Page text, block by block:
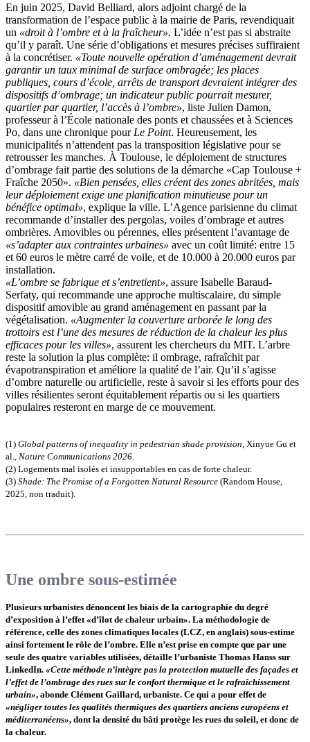
En juin 2025, David Belliard, alors adjoint chargé de la
transformation de l’espace public à la mairie de Paris, revendiquait
un «droit à l’ombre et à la fraîcheur». L’idée n’est pas si abstraite
qu’il y paraît. Une série d’obligations et mesures précises suffiraient
à la concrétiser. «Toute nouvelle opération d’aménagement devrait
garantir un taux minimal de surface ombragée; les places
publiques, cours d’école, arrêts de transport devraient intégrer des
dispositifs d’ombrage; un indicateur public pourrait mesurer,
quartier par quartier, l’accès à l’ombre», liste Julien Damon,
professeur à l’École nationale des ponts et chaussées et à Sciences
Po, dans une chronique pour Le Point. Heureusement, les
municipalités n’attendent pas la transposition législative pour se
retrousser les manches. À Toulouse, le déploiement de structures
d’ombrage fait partie des solutions de la démarche «Cap Toulouse +
Fraîche 2050». «Bien pensées, elles créent des zones abritées, mais
leur déploiement exige une planification minutieuse pour un
bénéfice optimal», explique la ville. L’Agence parisienne du climat
recommande d’installer des pergolas, voiles d’ombrage et autres
ombrières. Amovibles ou pérennes, elles présentent l’avantage de
«s’adapter aux contraintes urbaines» avec un coût limité: entre 15
et 60 euros le mètre carré de voile, et de 10.000 à 20.000 euros par
installation.
«L’ombre se fabrique et s’entretient», assure Isabelle Baraud-
Serfaty, qui recommande une approche multiscalaire, du simple
dispositif amovible au grand aménagement en passant par la
végétalisation. «Augmenter la couverture arborée le long des
trottoirs est l’une des mesures de réduction de la chaleur les plus
efficaces pour les villes», assurent les chercheurs du MIT. L’arbre
reste la solution la plus complète: il ombrage, rafraîchit par
évapotranspiration et améliore la qualité de l’air. Qu’il s’agisse
d’ombre naturelle ou artificielle, reste à savoir si les efforts pour des
villes résilientes seront équitablement répartis ou si les quartiers
populaires resteront en marge de ce mouvement.
(1) Global patterns of inequality in pedestrian shade provision , Xinyue Gu et
al., Nature Communications 2026
(2) Logements mal isolés et insupportables en cas de forte chaleur.
(3) Shade: The Promise of a Forgotten Natural Resource (Random House,
2025, non traduit).
Une ombre sous-estimée
Plusieurs urbanistes dénoncent les biais de la cartographie du degré
d’exposition à l’effet «d’îlot de chaleur urbain». La méthodologie de
référence, celle des zones climatiques locales (LCZ, en anglais) sous-estime
ainsi fortement le rôle de l’ombre. Elle n’est prise en compte que par une
seule des quatre variables utilisées, détaille l’urbaniste Thomas Hanss sur
LinkedIn. «Cette méthode n’intègre pas la protection mutuelle des façades et
l’effet de l’ombrage des rues sur le confort thermique et le rafraîchissement
urbain», abonde Clément Gaillard, urbaniste. Ce qui a pour effet de
«négliger toutes les qualités thermiques des quartiers anciens européens et
méditerranéens», dont la densité du bâti protège les rues du soleil, et donc de
la chaleur.